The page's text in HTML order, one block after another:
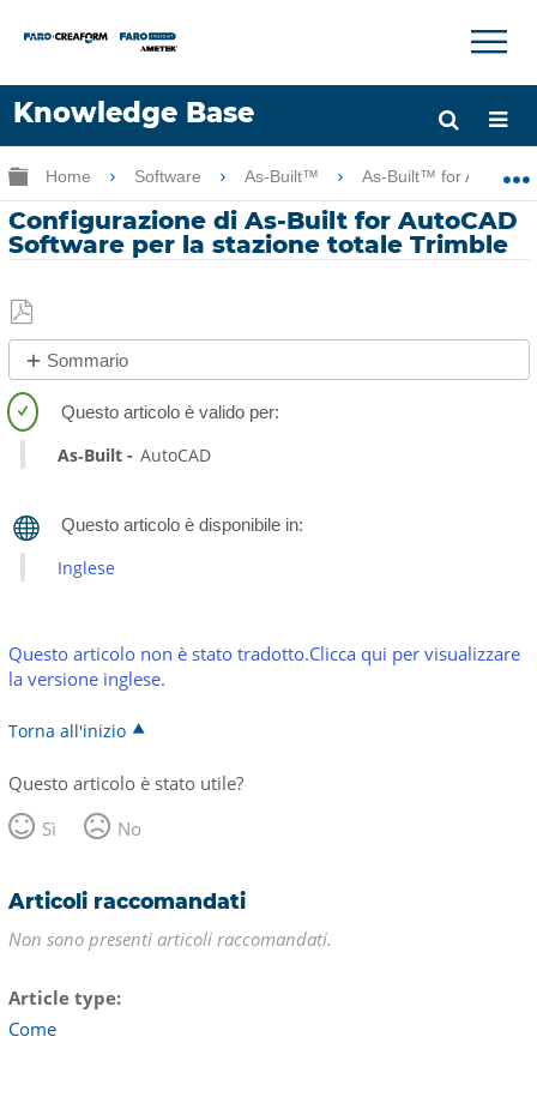
Knowledge Base
Lingua
Chiedere aiuto Accesso
×
Ingrandisci/riduci gerarchia globale
Home Software As-Built™ As-Built™ for
Configurazione di As-Built for AutoCAD
Software per la stazione totale Trimble
Salva
come
PDF
Sommario
No
intestazioni
As‑Built AutoCAD
Inglese
Questo articolo non è stato tradotto.Clicca qui per visualizzare
la versione inglese.
Torna all'inizio
Questo articolo è stato utile?
Sì
No
Articoli raccomandati
Non sono presenti articoli raccomandati.
Article type
Come